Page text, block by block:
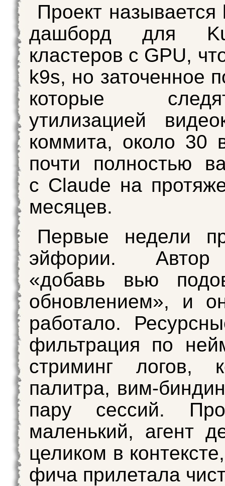
Проект
дашборд для
кластеров с GPU,
k9s, но заточенное
которые
утилизацией
коммита, около 30
почти полностью
с Claude на
месяцев.
Первые недели
эйфории.
«добавь вью
обновлением», и
работало.
фильтрация по
стриминг логов,
палитра, вим-
пару сессий.
маленький, агент
целиком в
фича прилетала